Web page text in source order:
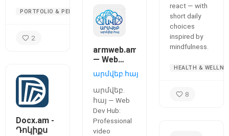
PORTFOLIO & PERSONAL
2
Docx.am -
Դոկիքս
armweb.am
— Web
development
platform
արմվեբ.հայ
արմվեբ․
հայ — Web
Dev Hub:
Professional
video
react — with
short daily
choices
inspired by
mindfulness.
HEALTH &
8